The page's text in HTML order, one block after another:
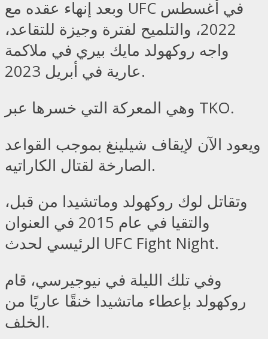
وبعد إنهاء عقده مع UFC في أغسطس
2022، والتلميح لفترة وجيزة للتقاعد،
واجه روكهولد مايك بيري في ملاكمة
عارية في أبريل 2023.
وهي المعركة التي خسرها عبر TKO.
ويعود الآن لإيقاف شيلينغ بموجب القواعد
الصارخة لقتال الكاراتيه.
وتقاتل لوك روكهولد وماتشيدا من قبل،
والتقيا في عام 2015 في العنوان
الرئيسي لحدث UFC Fight Night.
وفي تلك الليلة في نيوجيرسي، قام
روكهولد بإعطاء ماتشيدا خنقًا عاريًا من
الخلف.